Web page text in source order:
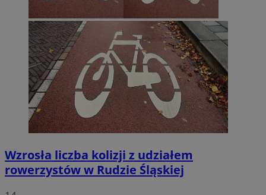
Wzrosła liczba kolizji z udziałem
rowerzystów w Rudzie Śląskiej